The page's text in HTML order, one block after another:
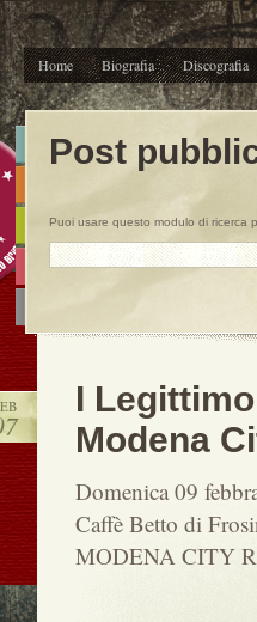
Home Biografia Discografia
Post
Puoi usare questo modulo di ricerca
I
Modena
Domenica 09
Caffè Betto di
MODENA CITY